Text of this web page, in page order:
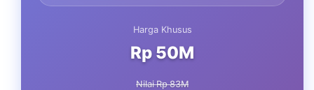
Harga Khusus
Rp 50M
Nilai Rp 83M